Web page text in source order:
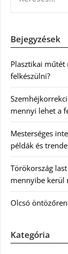
Bejegyzések
Plasztikai műtét
felkészülni?
mennyi lehet a
Mesterséges
példák és
Törökország
mennyibe kerül
Olcsó
Kategória